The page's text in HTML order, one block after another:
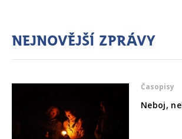
Nejnovější zprávy
Časopisy
Neboj,